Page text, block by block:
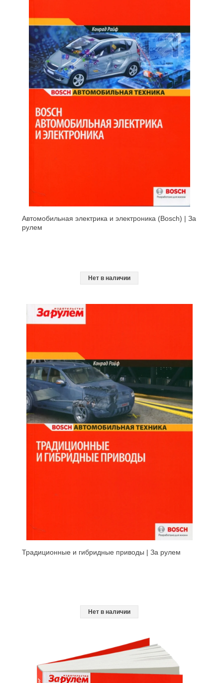
Автомобильная электрика и электроника (Bosch) | За
рулем
Нет в наличии
Традиционные и гибридные приводы | За рулем
Нет в наличии